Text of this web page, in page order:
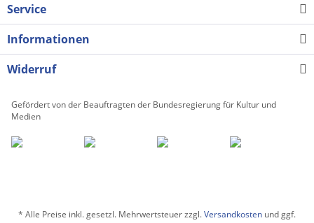
Service
Informationen
Widerruf
Gefördert von der Beauftragten der Bundesregierung für Kultur und
Medien
* Alle Preise inkl. gesetzl. Mehrwertsteuer zzgl.Versandkosten und ggf.